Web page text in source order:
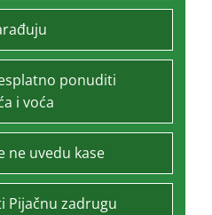
ponuditi
i voća
ne uvedu kase
Pijačnu zadrugu